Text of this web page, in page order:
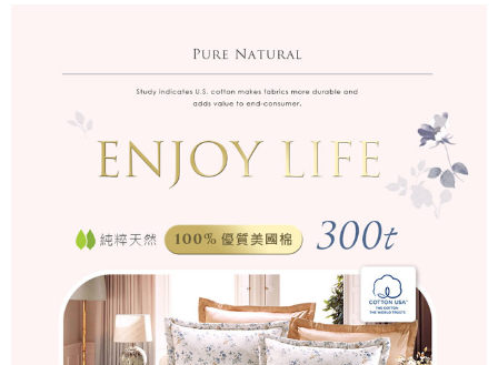
※ 交易是否成功請以「AFTEE先享後付 」之結帳頁面顯示為準，若有關於
是否繳費成功／繳費後需取消欲退款等相關疑問，請聯繫「AFTEE先享後付
客戶支援中心」
【注意事項】
１．透過由恩沛科技股份有限公司提供之「AFTEE先享後付」服務完成之交
易，需依本服務之必要範圍內提供個人資料，並將交易相關給付款項請求債
２．關於個人資料處理事宜，請瀏覽以下網址：
https://aftee.tw/terms/#terms3
３．未成年的使用者請事先徵得法定代理人或監護人之同意方可使用
「AFTEE先享後付」，若未經同意申辦者引起之損失，本公司不負相關責
４．使用「AFTEE先享後付」時，將依據個別帳號之用戶狀況，依本公司即
時審查核予不同之上限額度；若仍有額度不足之情形，本公司將視審查結果